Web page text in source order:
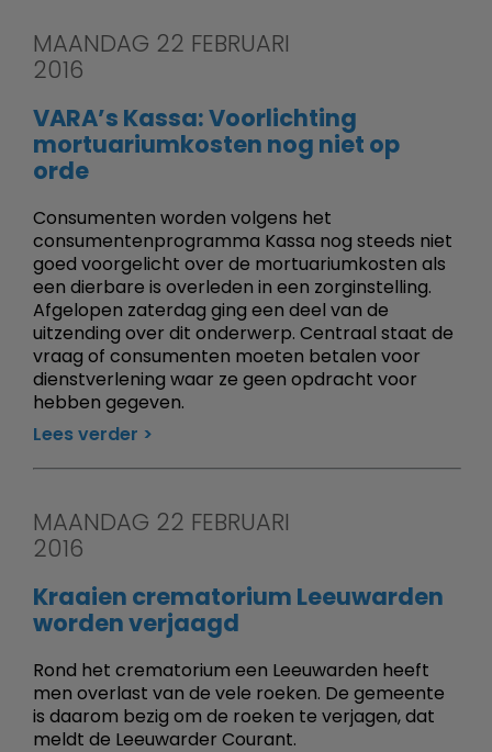
MAANDAG 22 FEBRUARI
2016
VARA’s Kassa: Voorlichting
mortuariumkosten nog niet op
orde
Consumenten worden volgens het
consumentenprogramma Kassa nog steeds niet
goed voorgelicht over de mortuariumkosten als
een dierbare is overleden in een zorginstelling.
Afgelopen zaterdag ging een deel van de
uitzending over dit onderwerp. Centraal staat de
vraag of consumenten moeten betalen voor
dienstverlening waar ze geen opdracht voor
hebben gegeven.
Lees verder
MAANDAG 22 FEBRUARI
2016
Kraaien crematorium Leeuwarden
worden verjaagd
Rond het crematorium een Leeuwarden heeft
men overlast van de vele roeken. De gemeente
is daarom bezig om de roeken te verjagen, dat
meldt de Leeuwarder Courant.